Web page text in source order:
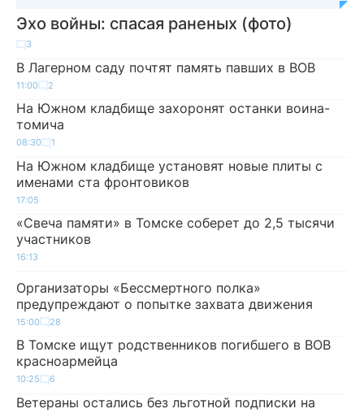
Эхо войны: спасая раненых (фото)
3
В Лагерном саду почтят память павших в ВОВ
11:00 2
На Южном кладбище захоронят останки воина-
томича
08:30 1
На Южном кладбище установят новые плиты с
именами ста фронтовиков
17:05
«Свеча памяти» в Томске соберет до 2,5 тысячи
участников
16:13
Организаторы «Бессмертного полка»
предупреждают о попытке захвата движения
15:00 28
В Томске ищут родственников погибшего в ВОВ
красноармейца
10:25 6
Ветераны остались без льготной подписки на